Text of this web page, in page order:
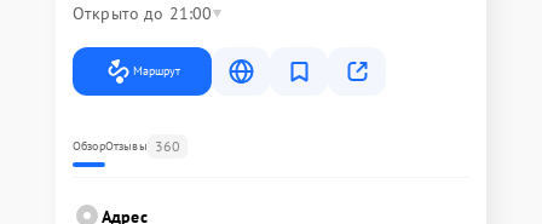
Открыто до 21:00
Маршрут
ОбзорОтзывы 360
Адрес